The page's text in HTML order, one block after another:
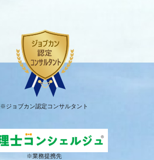
※ジョブカン認定コンサルタント
※業務提携先